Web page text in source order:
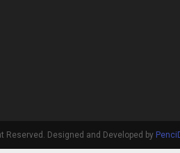
Reserved. Designed and Developed by